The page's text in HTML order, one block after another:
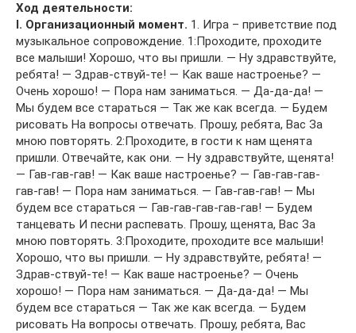
Ход деятельности:
I. Организационный момент. 1. Игра – приветствие под
музыкальное сопровождение. 1:Проходите, проходите
все малыши! Хорошо, что вы пришли. — Ну здравствуйте,
ребята! — Здрав-ствуй-те! — Как ваше настроенье? —
Очень хорошо! — Пора нам заниматься. — Да-да-да! —
Мы будем все стараться — Так же как всегда. — Будем
рисовать На вопросы отвечать. Прошу, ребята, Вас За
мною повторять. 2:Проходите, в гости к нам щенята
пришли. Отвечайте, как они. — Ну здравствуйте, щенята!
— Гав-гав-гав! — Как ваше настроенье? — Гав-гав-гав-
гав-гав! — Пора нам заниматься. — Гав-гав-гав! — Мы
будем все стараться — Гав-гав-гав-гав-гав! — Будем
танцевать И песни распевать. Прошу, щенята, Вас За
мною повторять. 3:Проходите, проходите все малыши!
Хорошо, что вы пришли. — Ну здравствуйте, ребята! —
Здрав-ствуй-те! — Как ваше настроенье? — Очень
хорошо! — Пора нам заниматься. — Да-да-да! — Мы
будем все стараться — Так же как всегда. — Будем
рисовать На вопросы отвечать. Прошу, ребята, Вас